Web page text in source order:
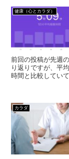
健康（心とカラダ）
前回の投稿が先週の睡眠時間
り返りですが、平
時間と比較してい
カラダ